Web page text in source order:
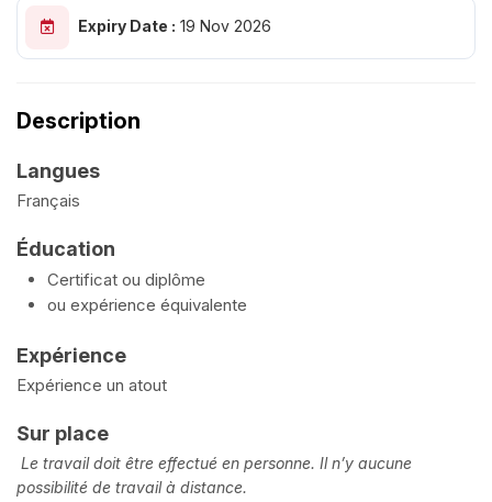
Expiry Date : 19 Nov 2026
Description
Langues
Français
Éducation
Certificat ou diplôme
ou expérience équivalente
Expérience
Expérience un atout
Sur place
Le travail doit être effectué en personne. Il n’y aucune
possibilité de travail à distance.